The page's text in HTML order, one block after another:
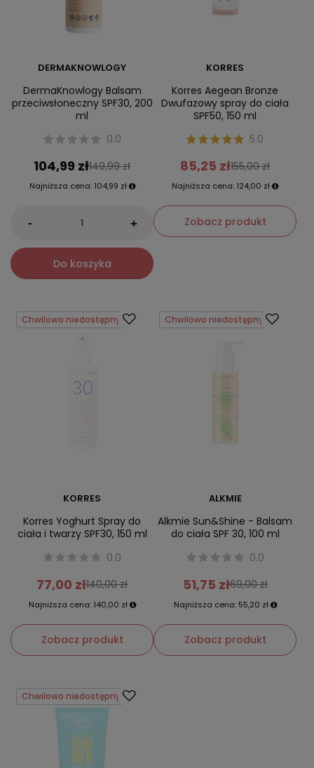
DERMAKNOWLOGY
DermaKnowlogy Balsam
przeciwsłoneczny SPF30, 200
ml
0.0
104,99 zł149,99 zł
Najniższa cena: 104,99 zł
- +
Do koszyka
KORRES
Korres Aegean Bronze
Dwufazowy spray do ciała
SPF50, 150 ml
5.0
85,25 zł155,00 zł
Najniższa cena: 124,00 zł
Zobacz produkt
Chwilowo niedostępny
KORRES
Korres Yoghurt Spray do
ciała i twarzy SPF30, 150 ml
0.0
77,00 zł140,00 zł
Najniższa cena: 140,00 zł
Zobacz produkt
Chwilowo niedostępny
ALKMIE
Alkmie Sun&Shine - Balsam
do ciała SPF 30, 100 ml
0.0
51,75 zł69,00 zł
Najniższa cena: 55,20 zł
Zobacz produkt
Chwilowo niedostępny